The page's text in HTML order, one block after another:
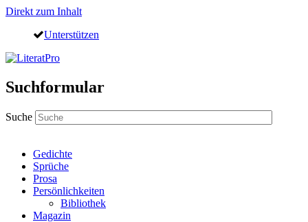
Direkt zum Inhalt
Unterstützen
Suchformular
Suche
Gedichte
Sprüche
Prosa
Persönlichkeiten
Bibliothek
Magazin